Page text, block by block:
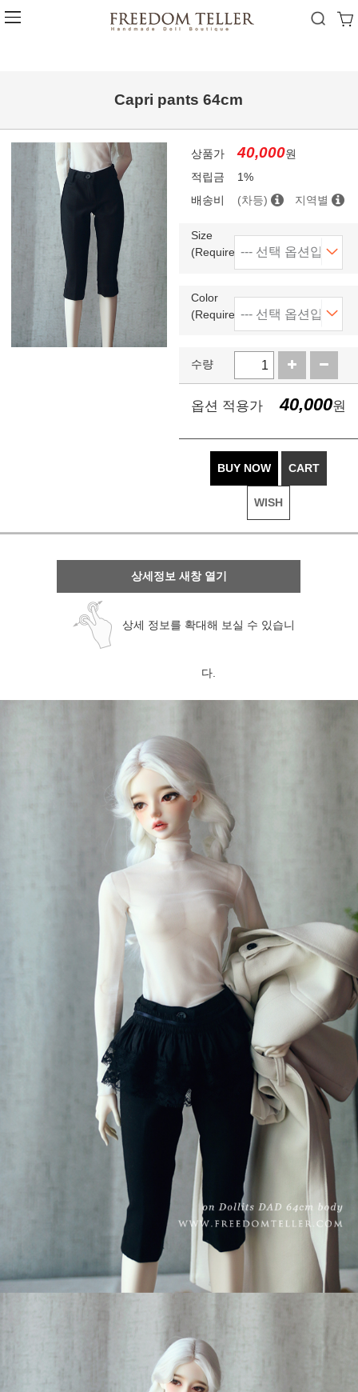
Capri pants 64cm
상품가 40,000원
적립금
1%
배송비
(차등) 지역별
Size
(Required)
Color
(Required)
수량
옵션 적용가 40,000원
BUY NOW CART
WISH
상세정보 새창 열기
상세 정보를 확대해 보실 수 있습니
다.